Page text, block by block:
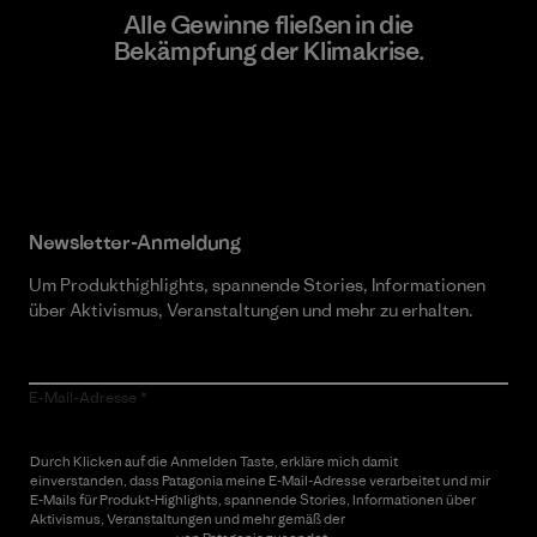
Alle Gewinne fließen in die
Bekämpfung der Klimakrise.
Newsletter-Anmeldung
Um Produkthighlights, spannende Stories, Informationen
über Aktivismus, Veranstaltungen und mehr zu erhalten.
E-Mail-Adresse
Durch Klicken auf die Anmelden Taste, erkläre mich damit
einverstanden, dass Patagonia meine E-Mail-Adresse verarbeitet und mir
E-Mails für Produkt-Highlights, spannende Stories, Informationen über
Aktivismus, Veranstaltungen und mehr gemäß der